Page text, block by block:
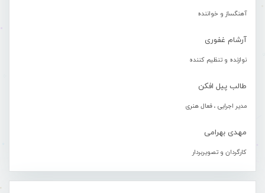
آهنگساز و خواننده
آرشام غفوری
نوازنده و تنظیم کننده
طالب پیل افکن
مدیر اجرایی ، فعال هنری
مهدی بهرامی
کارگردان و تصویربردار